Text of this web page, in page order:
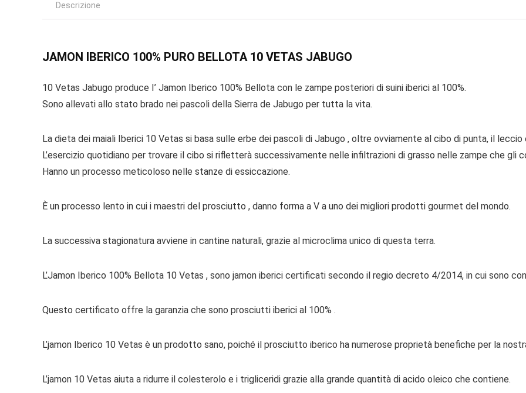
Descrizione
JAMON IBERICO 100% PURO BELLOTA 10 VETAS JABUGO
10 Vetas Jabugo produce I’ Jamon Iberico 100% Bellota con le zampe posteriori di suini iberici al 100%.
Sono allevati allo stato brado nei pascoli della Sierra de Jabugo per tutta la vita.
La dieta dei maiali Iberici 10 Vetas si basa sulle erbe dei pascoli di Jabugo , oltre ovviamente al cibo di punta, il leccio
L’esercizio quotidiano per trovare il cibo si rifletterà successivamente nelle infiltrazioni di grasso nelle zampe che gli
Hanno un processo meticoloso nelle stanze di essiccazione.
È un processo lento in cui i maestri del prosciutto , danno forma a V a uno dei migliori prodotti gourmet del mondo.
La successiva stagionatura avviene in cantine naturali, grazie al microclima unico di questa terra.
L’Jamon Iberico 100% Bellota 10 Vetas , sono jamon iberici certificati secondo il regio decreto 4/2014, in cui sono
Questo certificato offre la garanzia che sono prosciutti iberici al 100% .
L’jamon Iberico 10 Vetas è un prodotto sano, poiché il prosciutto iberico ha numerose proprietà benefiche per la
L’jamon 10 Vetas aiuta a ridurre il colesterolo e i trigliceridi grazie alla grande quantità di acido oleico che contiene.